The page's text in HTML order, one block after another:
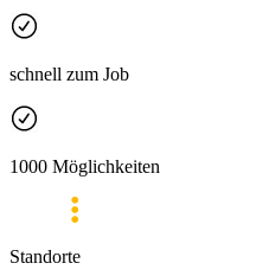
schnell zum Job
1000 Möglichkeiten
Standorte